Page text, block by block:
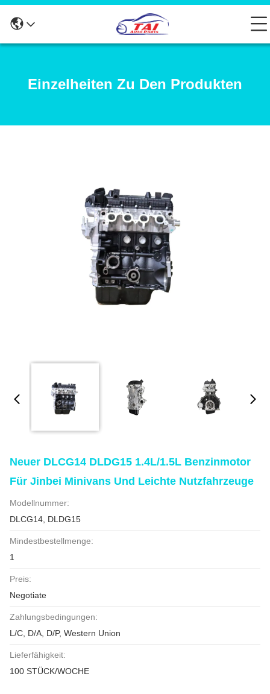
Einzelheiten Zu Den Produkten
Neuer DLCG14 DLDG15 1.4L/1.5L Benzinmotor
Für Jinbei Minivans Und Leichte Nutzfahrzeuge
Modellnummer:
DLCG14, DLDG15
Mindestbestellmenge:
1
Preis:
Negotiate
Zahlungsbedingungen:
L/C, D/A, D/P, Western Union
Lieferfähigkeit:
100 STÜCK/WOCHE